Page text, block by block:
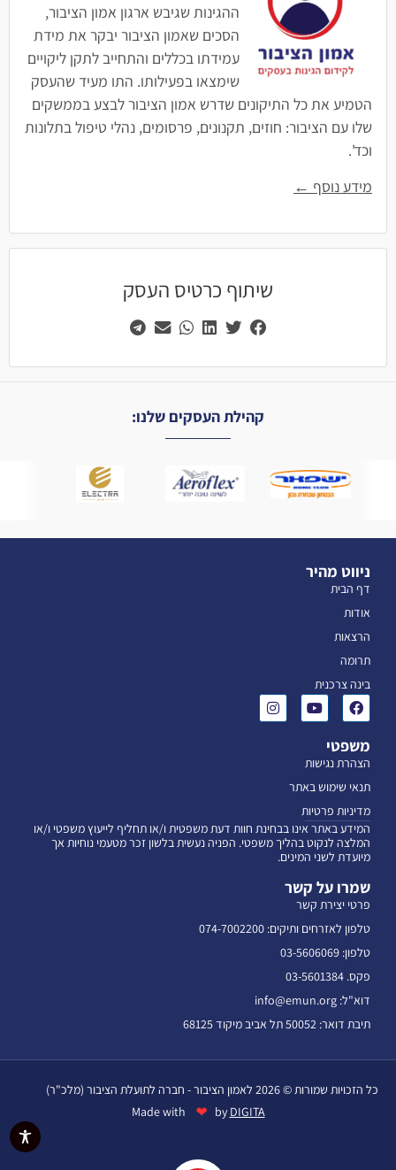
ההגינות שגיבש ארגון אמון הציבור,
הסכים שאמון הציבור יבקר את מידת
עמידתו בכללים והתחייב לתקן ליקויים
שימצאו בפעילותו. התו מעיד שהעסק
הטמיע את כל התיקונים שדרש אמון הציבור לבצע בממשקים
שלו עם הציבור: חוזים, תקנונים, פרסומים, נהלי טיפול בתלונות
וכד'.
מידע נוסף ←
שיתוף כרטיס העסק
קהילת העסקים שלנו:
ניווט מהיר
דף הבית
אודות
הרצאות
תרומה
בינה צרכנית
משפטי
הצהרת נגישות
תנאי שימוש באתר
מדיניות פרטיות
המידע באתר אינו בבחינת חוות דעת משפטית ו/או תחליף לייעוץ משפטי ו/או
המלצה לנקוט בהליך משפטי. הפניה נעשית בלשון זכר מטעמי נוחיות אך
מיועדת לשני המינים.
שמרו על קשר
פרטי יצירת קשר
טלפון לאזרחים ותיקים: 074-7002200
טלפון: 03-5606069
פקס. 03-5601384
דוא"ל: info@emun.org
תיבת דואר: 50052 תל אביב מיקוד 68125
כל הזכויות שמורות © 2026 לאמון הציבור - חברה לתועלת הציבור (מלכ"ר)
Made with
❤ by DIGITA